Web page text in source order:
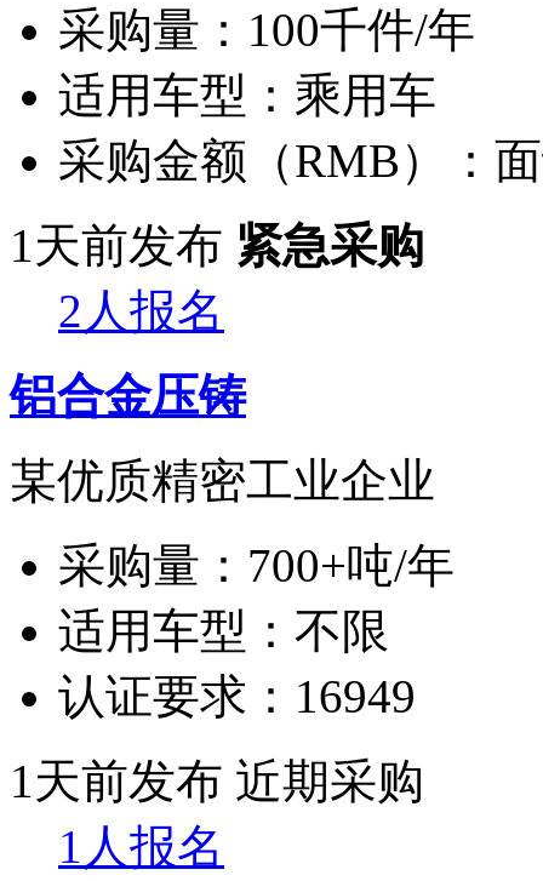
采购量： 100千件/年
适用车型： 乘用车
采购金额（RMB）：
1天前发布 紧急采购
2人报名
铝合金压铸
某优质精密工业企业
采购量： 700+吨/年
适用车型： 不限
认证要求： 16949
1天前发布 近期采购
1人报名